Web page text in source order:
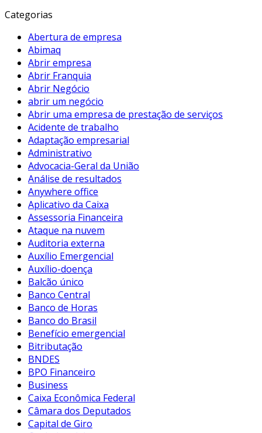
Categorias
Abertura de empresa
Abimaq
Abrir empresa
Abrir Franquia
Abrir Negócio
abrir um negócio
Abrir uma empresa de prestação de serviços
Acidente de trabalho
Adaptação empresarial
Administrativo
Advocacia-Geral da União
Análise de resultados
Anywhere office
Aplicativo da Caixa
Assessoria Financeira
Ataque na nuvem
Auditoria externa
Auxílio Emergencial
Auxílio-doença
Balcão único
Banco Central
Banco de Horas
Banco do Brasil
Benefício emergencial
Bitributação
BNDES
BPO Financeiro
Business
Caixa Econômica Federal
Câmara dos Deputados
Capital de Giro